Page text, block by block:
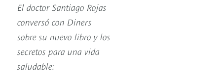
El doctor Santiago Rojas
conversó con Diners
sobre su nuevo libro y los
secretos para una vida
saludable: